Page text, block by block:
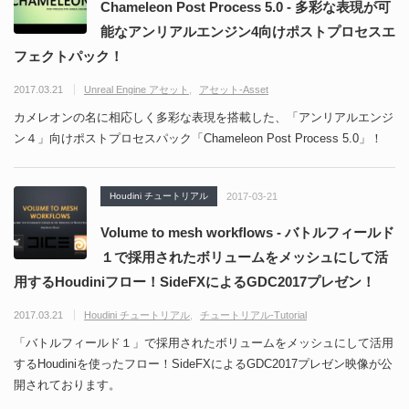
Chameleon Post Process 5.0 - 多彩な表現が可
能なアンリアルエンジン4向けポストプロセスエ
フェクトパック！
2017.03.21 Unreal Engine アセット アセット-Asset
カメレオンの名に相応しく多彩な表現を搭載した、「アンリアルエンジ
ン４」向けポストプロセスパック「Chameleon Post Process 5.0」！
Houdini チュートリアル 2017-03-21
Volume to mesh workflows - バトルフィールド
１で採用されたボリュームをメッシュにして活
用するHoudiniフロー！SideFXによるGDC2017プレゼン！
2017.03.21 Houdini チュートリアル チュートリアル-Tutorial
「バトルフィールド１」で採用されたボリュームをメッシュにして活用
するHoudiniを使ったフロー！SideFXによるGDC2017プレゼン映像が公
開されております。